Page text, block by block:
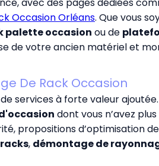
Occasion Orléans. Que vous
palette occasion ou de
de votre ancien matériel et
De Rack Occasion
services à forte valeur
dont vous n’avez plus
propositions d’optimisation
, démontage de